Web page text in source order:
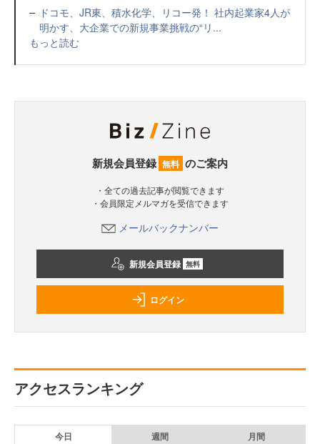
ドコモ、JR東、積水化学、リコー発！ 社内起業家4人が
明かす、大企業での新規事業挑戦の“リ...
もっと読む
新規会員登録 無料 のご案内
・全ての過去記事が閲覧できます
・会員限定メルマガを受信できます
メールバックナンバー
新規会員登録 無料
ログイン
アクセスランキング
今日 週間 月間